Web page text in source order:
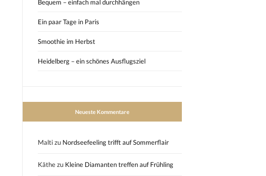
Bequem – einfach mal durchhängen
Ein paar Tage in Paris
Smoothie im Herbst
Heidelberg – ein schönes Ausflugsziel
Neueste Kommentare
Maltizu Nordseefeeling trifft auf Sommerflair
Käthezu Kleine Diamanten treffen auf Frühling